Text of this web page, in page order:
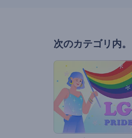
次のカテゴリ内。